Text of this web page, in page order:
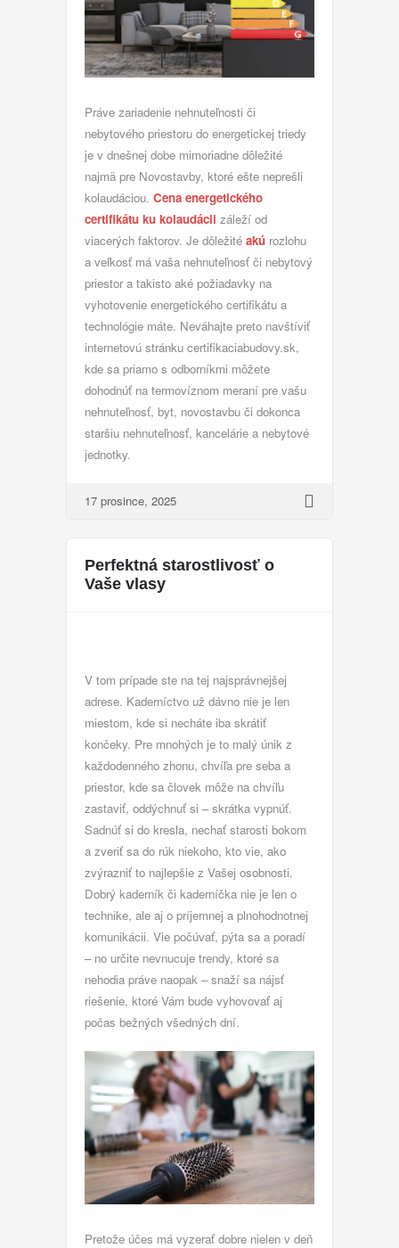
Práve zariadenie nehnuteľnosti či
nebytového priestoru do energetickej triedy
je v dnešnej dobe mimoriadne dôležité
najmä pre Novostavby, ktoré ešte neprešli
kolaudáciou. Cena energetického
certifikátu ku kolaudácii záleží od
viacerých faktorov. Je dôležité akú rozlohu
a veľkosť má vaša nehnuteľnosť či nebytový
priestor a takisto aké požiadavky na
vyhotovenie energetického certifikátu a
technológie máte. Neváhajte preto navštíviť
internetovú stránku certifikaciabudovy.sk,
kde sa priamo s odborníkmi môžete
dohodnúť na termovíznom meraní pre vašu
nehnuteľnosť, byt, novostavbu či dokonca
staršiu nehnuteľnosť, kancelárie a nebytové
jednotky.
17 prosince, 2025
Perfektná starostlivosť o
Vaše vlasy
V tom prípade ste na tej najsprávnejšej
adrese. Kaderníctvo už dávno nie je len
miestom, kde si necháte iba skrátiť
končeky. Pre mnohých je to malý únik z
každodenného zhonu, chvíľa pre seba a
priestor, kde sa človek môže na chvíľu
zastaviť, oddýchnuť si – skrátka vypnúť.
Sadnúť si do kresla, nechať starosti bokom
a zveriť sa do rúk niekoho, kto vie, ako
zvýrazniť to najlepšie z Vašej osobnosti.
Dobrý kaderník či kaderníčka nie je len o
technike, ale aj o príjemnej a plnohodnotnej
komunikácii. Vie počúvať, pýta sa a poradí
– no určite nevnucuje trendy, ktoré sa
nehodia práve naopak – snaží sa nájsť
riešenie, ktoré Vám bude vyhovovať aj
počas bežných všedných dní.
Pretože účes má vyzerať dobre nielen v deň